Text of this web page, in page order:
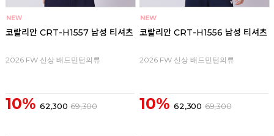
코랄리안 CRT-H1557 남성 티셔츠
2026 FW 신상 배드민턴의류
10% 62,300 69,300
코랄리안 CRT-H1556 남성 티셔츠
2026 FW 신상 배드민턴의류
10% 62,300 69,300